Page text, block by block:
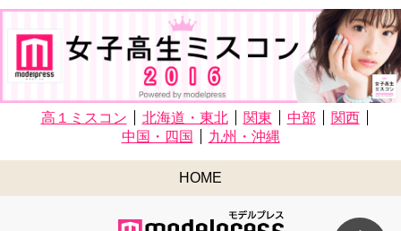
高１ミスコン 北海道・東北 関東 中部
関西
中国・四国
九州・沖縄
HOME